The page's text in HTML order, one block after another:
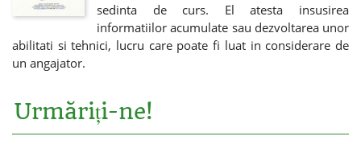
sedinta de curs. El atesta insusirea
informatiilor acumulate sau dezvoltarea unor
abilitati si tehnici, lucru care poate fi luat in considerare de
un angajator.
Urmăriți-ne!